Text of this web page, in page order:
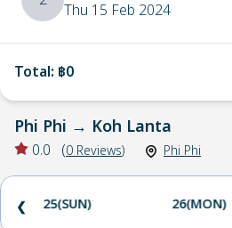
Thu 15 Feb 2024
Total: ฿0
Phi Phi → Koh Lanta
0.0 (0 Reviews) Phi Phi
25(SUN) 26(MON)
❮